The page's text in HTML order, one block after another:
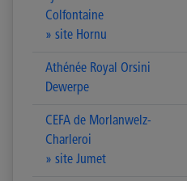
Colfontaine
» site Hornu
Athénée Royal Orsini
Dewerpe
CEFA de Morlanwelz-
Charleroi
» site Jumet